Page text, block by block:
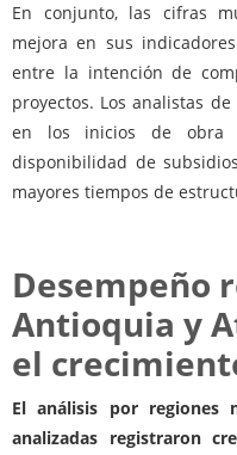
En conjunto, las cifras
mejora en sus
entre la intención de
proyectos. Los analistas
en los inicios de obra
disponibilidad de
mayores tiempos de
Desempeño
Antioquia y
el
El análisis por regiones
analizadas registraron